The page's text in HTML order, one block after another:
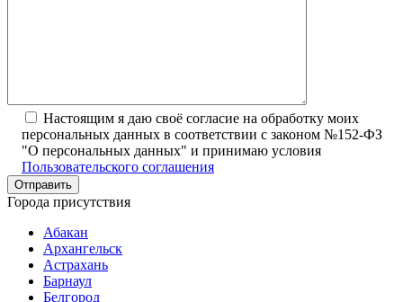
Настоящим я даю своё согласие на обработку моих
персональных данных в соответствии с законом №152-ФЗ
"О персональных данных" и принимаю условия
Пользовательского соглашения
Города присутствия
Абакан
Архангельск
Астрахань
Барнаул
Белгород